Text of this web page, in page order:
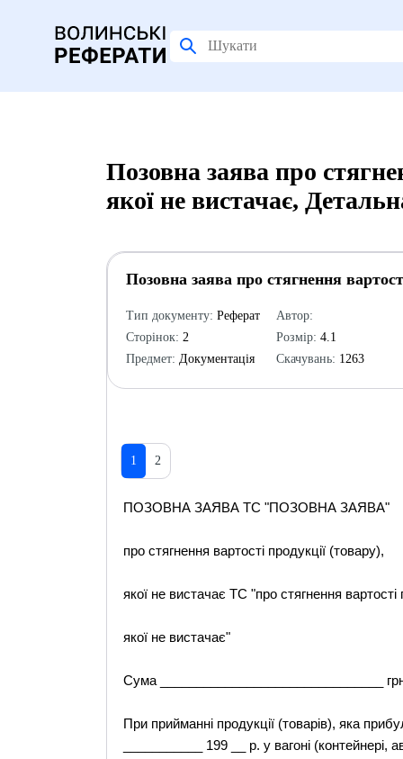
Позовна заява про
якої не вистачає,
Позовна заява про стягнення
Тип документу: Реферат
Сторінок: 2
Предмет: Документація
Автор:
Розмір: 4.1
Скачувань: 1263
1 2
ПОЗОВНА ЗАЯВА TC "ПОЗОВНА ЗАЯВА"
про стягнення вартості продукції (товару),
якої не вистачає TC "про стягнення вартості
якої не вистачає"
Сума _______________________________
При прийманні продукції (товарів), яка
___________ 199 __ р. у вагоні